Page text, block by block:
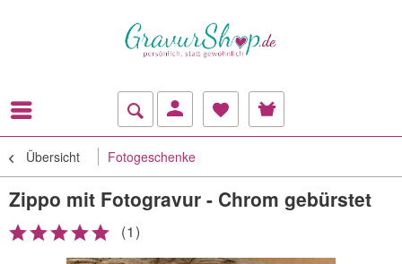
Übersicht Fotogeschenke
Zippo mit Fotogravur - Chrom gebürstet
(1)